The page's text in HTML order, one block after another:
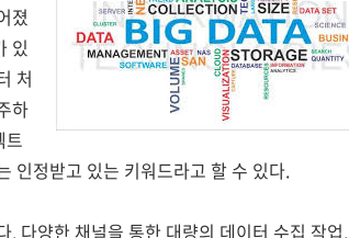
졌
있
처
하
트
인정받고 있는 키워드라고 할 수 있다.
다양한 채널을 통한 대량의 데이터 수집 작업,